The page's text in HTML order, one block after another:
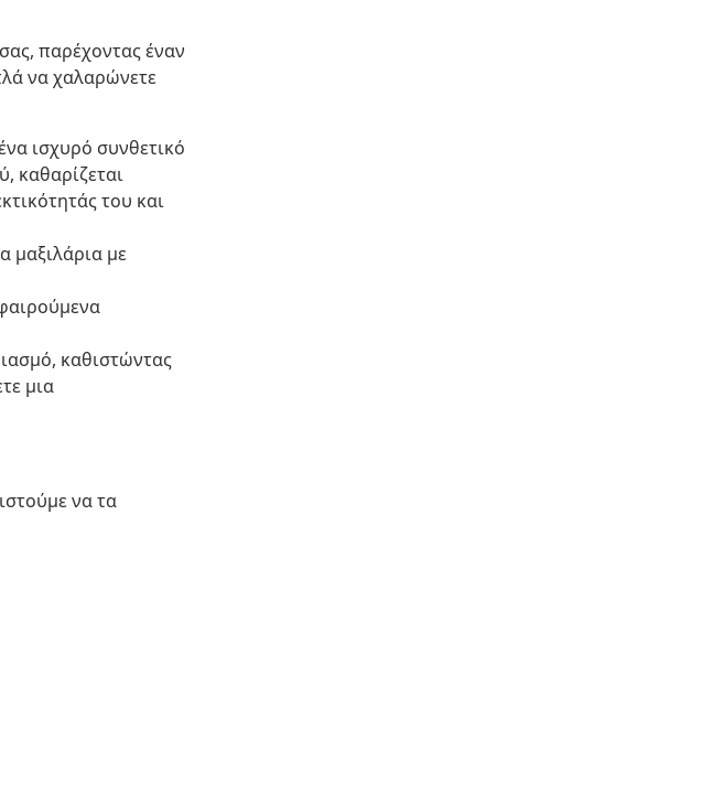
παρέχοντας έναν
να χαλαρώνετε
ισχυρό συνθετικό
καθαρίζεται
του και
μαξιλάρια με
καθιστώντας
μια
να τα